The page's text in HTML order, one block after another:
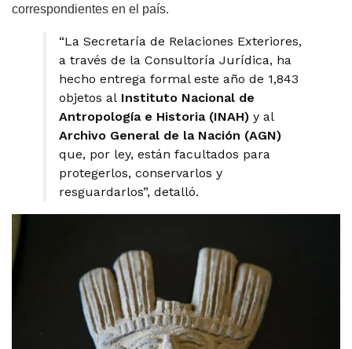
correspondientes en el país.
“La Secretaría de Relaciones Exteriores,
a través de la Consultoría Jurídica, ha
hecho entrega formal este año de 1,843
objetos al Instituto Nacional de
Antropología e Historia (INAH) y al
Archivo General de la Nación (AGN)
que, por ley, están facultados para
protegerlos, conservarlos y
resguardarlos”, detalló.